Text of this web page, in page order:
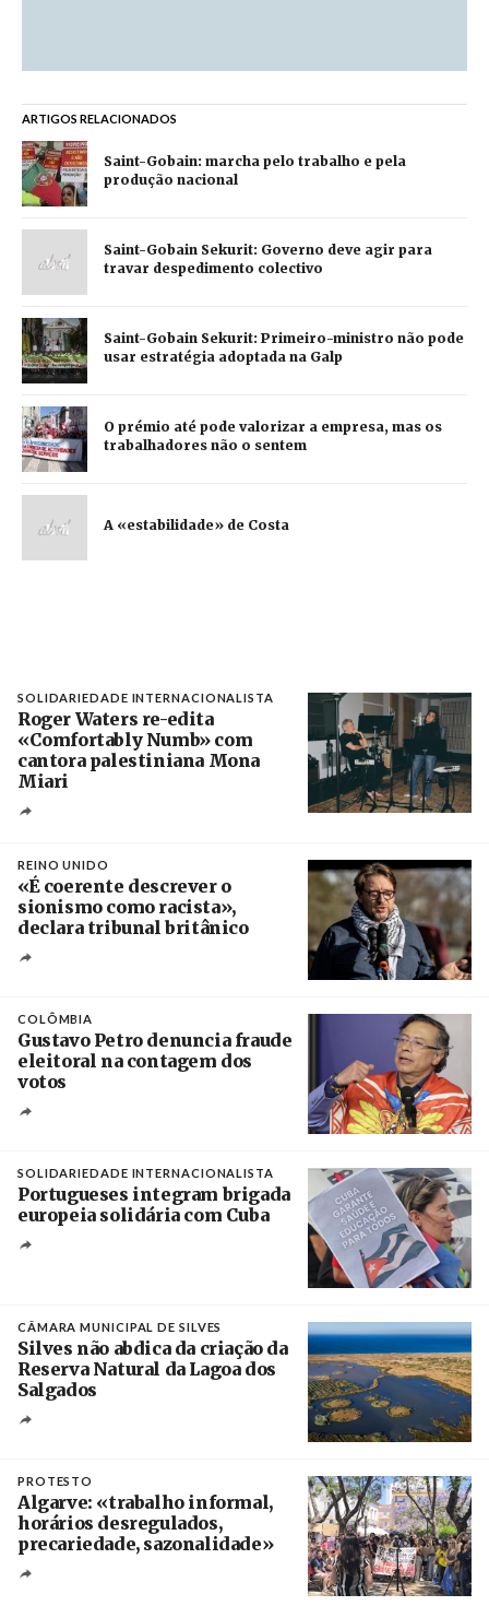
ARTIGOS RELACIONADOS
Saint-Gobain: marcha pelo trabalho e pela
produção nacional
Saint-Gobain Sekurit: Governo deve agir para
travar despedimento colectivo
Saint-Gobain Sekurit: Primeiro-ministro não pode
usar estratégia adoptada na Galp
O prémio até pode valorizar a empresa, mas os
trabalhadores não o sentem
A «estabilidade» de Costa
SOLIDARIEDADE INTERNACIONALISTA
Roger Waters re-edita
«Comfortably Numb» com
cantora palestiniana Mona
Miari
REINO UNIDO
«É coerente descrever o
sionismo como racista»,
declara tribunal britânico
COLÔMBIA
Gustavo Petro denuncia fraude
eleitoral na contagem dos
votos
SOLIDARIEDADE INTERNACIONALISTA
Portugueses integram brigada
europeia solidária com Cuba
CÂMARA MUNICIPAL DE SILVES
Silves não abdica da criação da
Reserva Natural da Lagoa dos
Salgados
PROTESTO
Algarve: «trabalho informal,
horários desregulados,
precariedade, sazonalidade»